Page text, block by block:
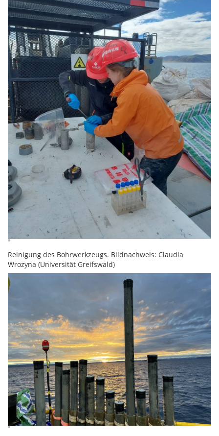
Reinigung des Bohrwerkzeugs. Bildnachweis: Claudia
Wrozyna (Universität Greifswald)